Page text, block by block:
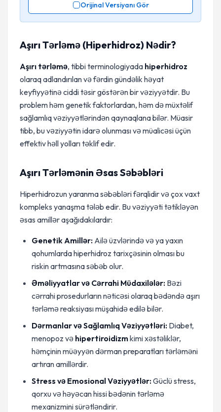
Orijinal Versiyanı Gör
Aşırı Tərləmə (Hiperhidroz) Nədir?
Aşırı tərləmə, tibbi terminologiyada hiperhidroz
olaraq adlandırılan və fərdin gündəlik həyat
keyfiyyətinə ciddi təsir göstərən bir vəziyyətdir. Bu
problem həm genetik faktorlardan, həm də müxtəlif
sağlamlıq vəziyyətlərindən qaynaqlana bilər. Müasir
tibb, bu vəziyyətin idarə olunması və müalicəsi üçün
effektiv həll yolları təklif edir.
Aşırı Tərləmənin Əsas Səbəbləri
Hiperhidrozun yaranma səbəbləri fərqlidir və çox vaxt
kompleks yanaşma tələb edir. Bu vəziyyəti tətikləyən
əsas amillər aşağıdakılardır:
Genetik Amillər: Ailə üzvlərində və ya yaxın
qohumlarda hiperhidroz tarixçəsinin olması bu
riskin artmasına səbəb olur.
Əməliyyatlar və Cərrahi Müdaxilələr: Bəzi
cərrahi prosedurların nəticəsi olaraq bədəndə aşırı
tərləmə reaksiyası müşahidə edilə bilər.
Dərmanlar və Sağlamlıq Vəziyyətləri: Diabet,
menopoz və hipertiroidizmkimi xəstəliklər,
həmçinin müəyyən dərman preparatları tərləməni
artıran amillərdir.
Stress və Emosional Vəziyyətlər:Güclü stress,
qorxu və həyəcan hissi bədənin tərləmə
mexanizmini sürətləndirir.